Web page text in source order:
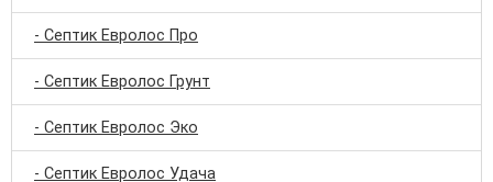
- Септик Евролос Про
- Септик Евролос Грунт
- Септик Евролос Эко
- Септик Евролос Удача